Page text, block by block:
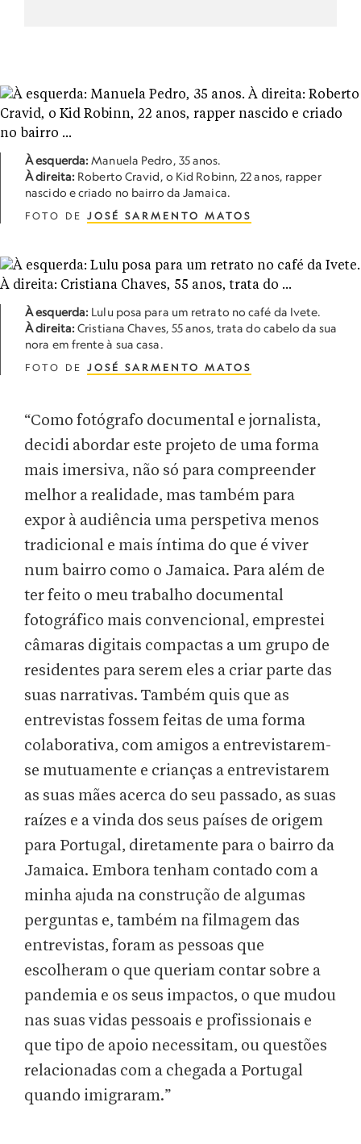
À esquerda:Manuela Pedro, 35 anos.
À direita: Roberto Cravid, o Kid Robinn, 22 anos, rapper
nascido e criado no bairro da Jamaica.
FOTO DE JOSÉ SARMENTO MATOS
À esquerda: Lulu posa para um retrato no café da Ivete.
À direita:Cristiana Chaves, 55 anos, trata do cabelo da sua
nora em frente à sua casa.
FOTO DE JOSÉ SARMENTO MATOS
“Como fotógrafo documental e jornalista,
decidi abordar este projeto de uma forma
mais imersiva, não só para compreender
melhor a realidade, mas também para
expor à audiência uma perspetiva menos
tradicional e mais íntima do que é viver
num bairro como o Jamaica. Para além de
ter feito o meu trabalho documental
fotográfico mais convencional, emprestei
câmaras digitais compactas a um grupo de
residentes para serem eles a criar parte das
suas narrativas. Também quis que as
entrevistas fossem feitas de uma forma
colaborativa, com amigos a entrevistarem-
se mutuamente e crianças a entrevistarem
as suas mães acerca do seu passado, as suas
raízes e a vinda dos seus países de origem
para Portugal, diretamente para o bairro da
Jamaica. Embora tenham contado com a
minha ajuda na construção de algumas
perguntas e, também na filmagem das
entrevistas, foram as pessoas que
escolheram o que queriam contar sobre a
pandemia e os seus impactos, o que mudou
nas suas vidas pessoais e profissionais e
que tipo de apoio necessitam, ou questões
relacionadas com a chegada a Portugal
quando imigraram.”